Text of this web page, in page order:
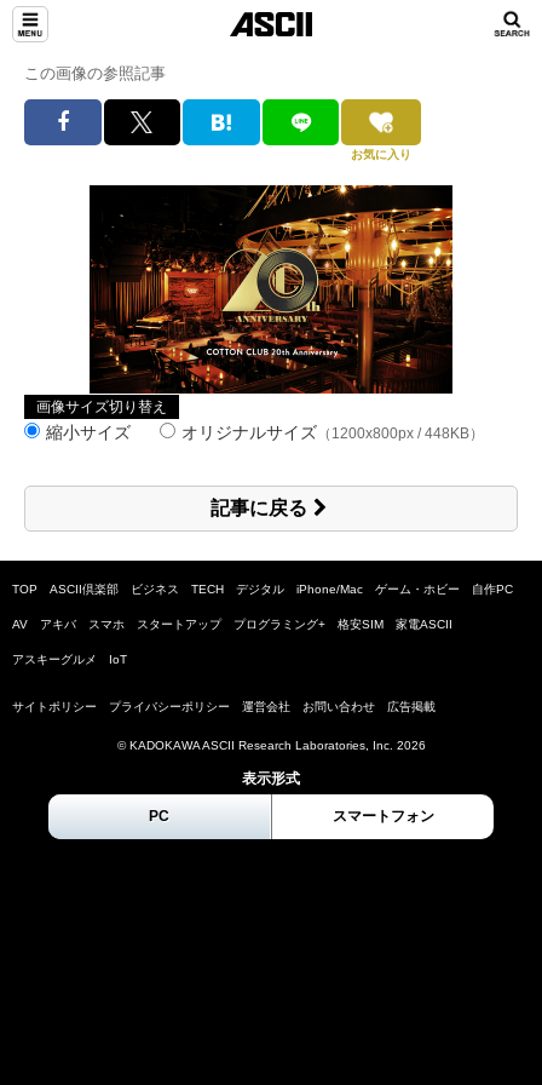
この画像の参照記事
お気に入り
画像サイズ切り替え
縮小サイズ オリジナルサイズ （1200x800px / 448KB）
記事に戻る
TOP ASCII倶楽部 ビジネス TECH デジタル iPhone/Mac ゲーム・ホビー 自作PC
AV アキバ スマホ スタートアップ プログラミング+ 格安SIM 家電ASCII
アスキーグルメ IoT
サイトポリシー プライバシーポリシー 運営会社 お問い合わせ 広告掲載
© KADOKAWA ASCII Research Laboratories, Inc. 2026
表示形式
PC スマートフォン